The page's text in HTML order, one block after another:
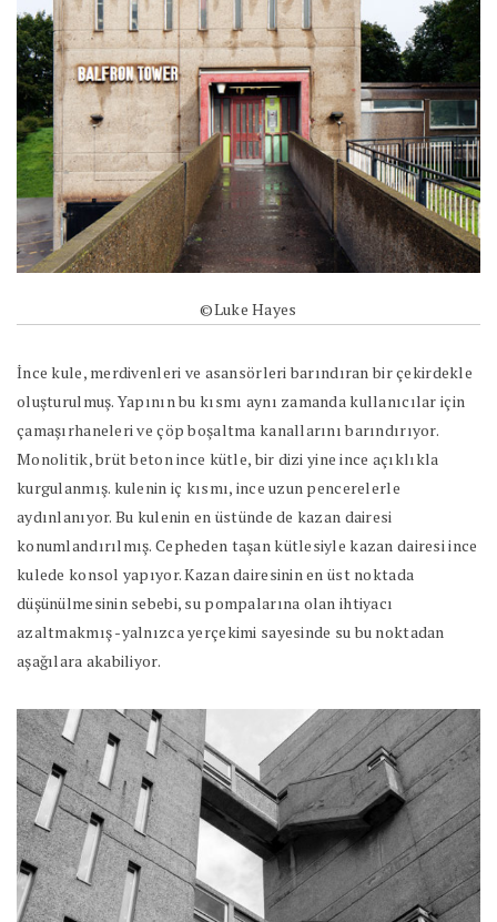
©Luke Hayes
İnce kule, merdivenleri ve asansörleri barındıran bir çekirdekle
oluşturulmuş. Yapının bu kısmı aynı zamanda kullanıcılar için
çamaşırhaneleri ve çöp boşaltma kanallarını barındırıyor.
Monolitik, brüt beton ince kütle, bir dizi yine ince açıklıkla
kurgulanmış. kulenin iç kısmı, ince uzun pencerelerle
aydınlanıyor. Bu kulenin en üstünde de kazan dairesi
konumlandırılmış. Cepheden taşan kütlesiyle kazan dairesi ince
kulede konsol yapıyor. Kazan dairesinin en üst noktada
düşünülmesinin sebebi, su pompalarına olan ihtiyacı
azaltmakmış -yalnızca yerçekimi sayesinde su bu noktadan
aşağılara akabiliyor.